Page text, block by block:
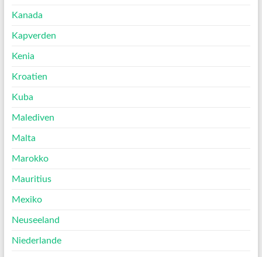
Kanada
Kapverden
Kenia
Kroatien
Kuba
Malediven
Malta
Marokko
Mauritius
Mexiko
Neuseeland
Niederlande